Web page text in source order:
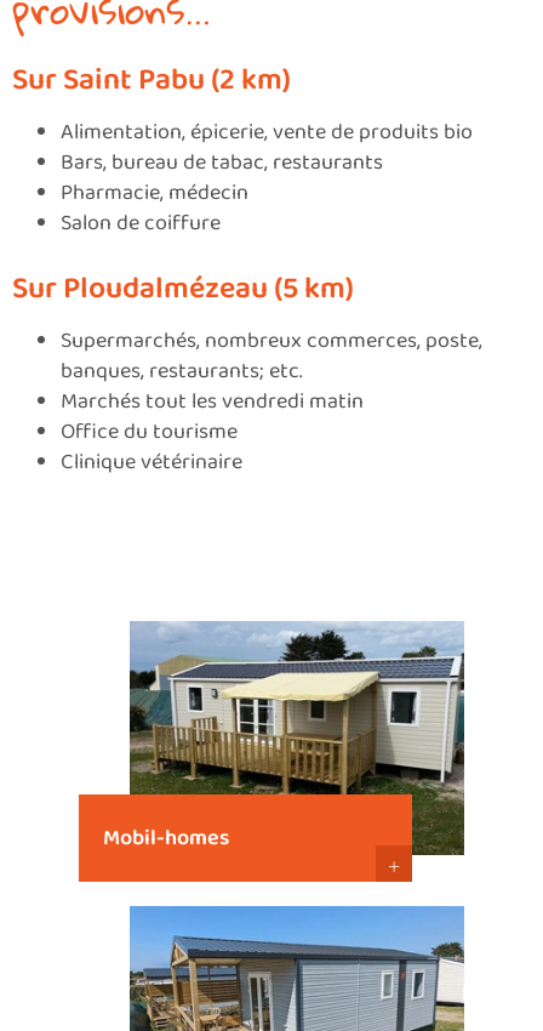
Sur Saint Pabu (2 km)
Alimentation, épicerie, vente de produits bio
Bars, bureau de tabac, restaurants
Pharmacie, médecin
Salon de coiffure
Sur Ploudalmézeau (5 km)
Supermarchés, nombreux commerces, poste,
banques, restaurants; etc.
Marchés tout les vendredi matin
Office du tourisme
Clinique vétérinaire
Mobil-homes
+